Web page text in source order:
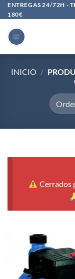
Saltar
al
contenido
ENTREGAS 24/72H -
180€
INICIO /
Cerrados